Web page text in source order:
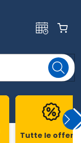
Tutte le